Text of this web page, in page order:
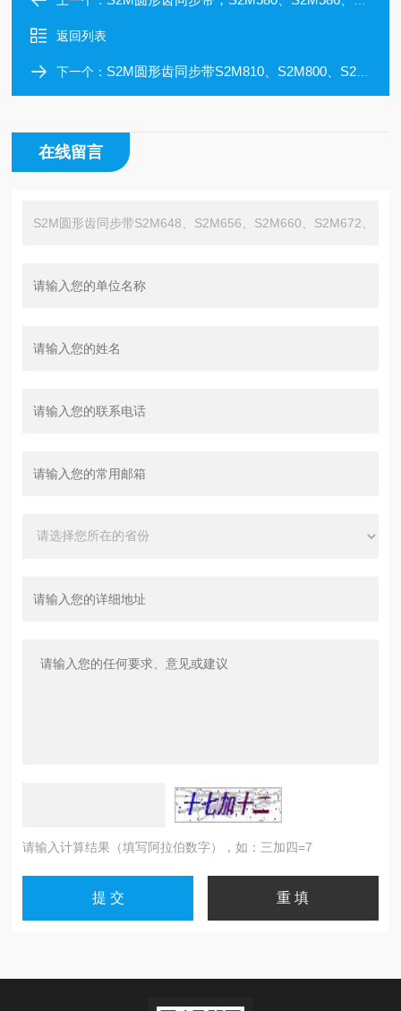
返回列表
下一个： S2M圆形齿同步带S2M810、S2M800、S2M796、S2M778、S2M752、S2M740、S2M726
在线留言
请输入计算结果（填写阿拉伯数字），如：三加四=7